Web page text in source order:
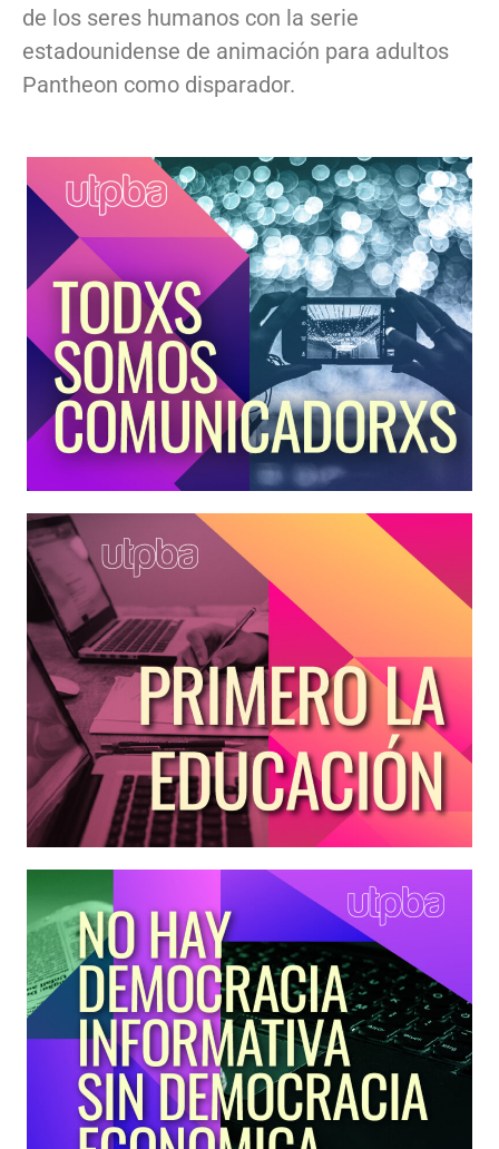
de los seres humanos con la serie
estadounidense de animación para adultos
Pantheon como disparador.